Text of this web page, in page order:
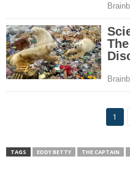
1
TAGS EDDY BETTY THE CAPTAIN